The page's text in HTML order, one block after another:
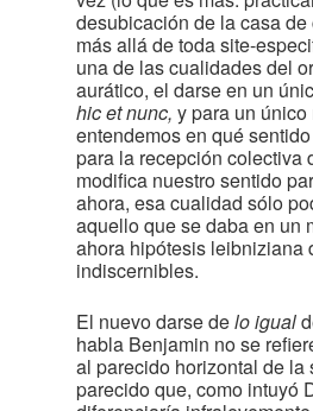
desubicación de la casa
más allá de toda site-
una de las cualidades del
aurático, el darse en un
hic et nunc, y para un único
entendemos en qué
para la recepción colectiva
modifica nuestro sentido
ahora, esa cualidad sólo
aquello que se daba en un
ahora hipótesis leibniziana
indiscernibles.
El nuevo darse delo igual
habla Benjamin no se
al parecido horizontal de la
parecido que, como intuyó